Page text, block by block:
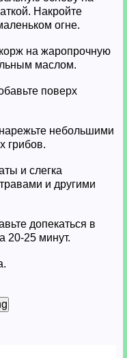
Накройте
огне.
на жаропрочную
маслом.
поверх
небольшими
грибов.
и слегка
и другими
допекаться в
20-25 минут.